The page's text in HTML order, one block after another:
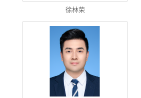
徐林荣